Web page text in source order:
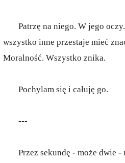
Patrzę na niego. W jego
wszystko inne przestaje mieć
Moralność. Wszystko znika.
Pochylam się i całuję go.
---
Przez sekundę - może dwie